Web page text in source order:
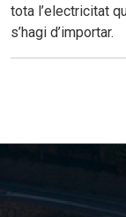
tota l’electricitat
s’hagi d’importar.